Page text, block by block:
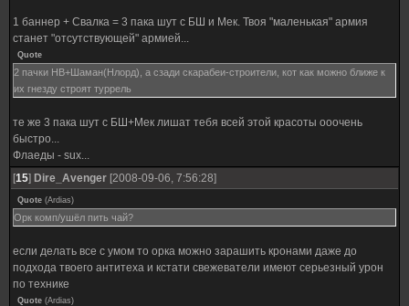
1 баннер + Свалка = 3 пака шут с БШ и Мек. Твоя "маленькая" армия
станет "отсутствующей" армией...
Quote
2 пачки НВ+Шаман(Нлорд), а сзади скарабеи-строители, кот как можно ближе к
их гнезду строят туррель
те же 3 пака шут с БШ+Мек лишат тебя всей этой красоты ооочень
быстро...
Флаеды - sux...
[15] Dire_Avenger [2008-09-06, 7:56:28]
Quote (Ardias)
Орк комп/ушёл пить чай?
если делать все с умом то орка можно зарашить кронами даже до
подхода твоего антитеха и кстати свежеватели имеют серьезный урон
по технике
Quote (Ardias)